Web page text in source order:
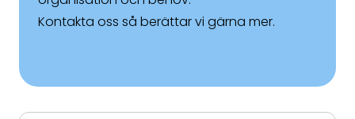
Kontakta oss så berättar vi gärna mer.